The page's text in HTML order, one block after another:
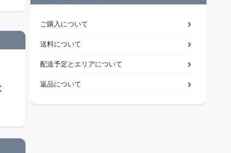
ご購入について
送料について
配送予定とエリアについて
返品について